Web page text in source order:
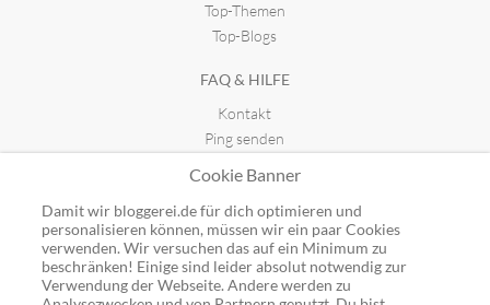
dirksperling.photography
Top-Themen
Top-Blogs
FAQ & HILFE
Kontakt
Ping senden
GUTSCHEINE
Top-Gutscheine
Alle Shops
Cookie Banner
Damit wir bloggerei.de für dich optimieren und
personalisieren können, müssen wir ein paar Cookies
verwenden. Wir versuchen das auf ein Minimum zu
beschränken! Einige sind leider absolut notwendig zur
Verwendung der Webseite. Andere werden zu